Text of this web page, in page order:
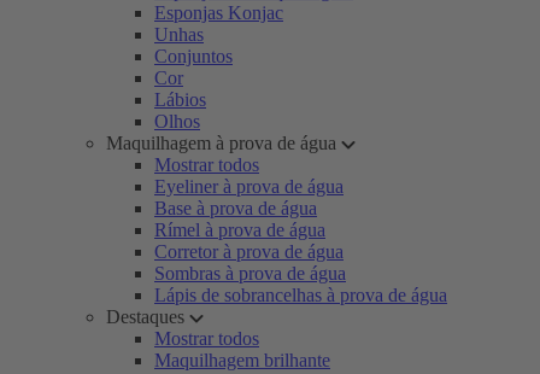
Esponjas Konjac
Unhas
Conjuntos
Cor
Lábios
Olhos
Maquilhagem à prova de água
Mostrar todos
Eyeliner à prova de água
Base à prova de água
Rímel à prova de água
Corretor à prova de água
Sombras à prova de água
Lápis de sobrancelhas à prova de água
Destaques
Mostrar todos
Maquilhagem brilhante